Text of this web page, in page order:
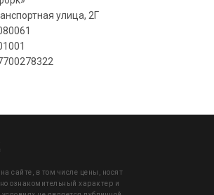
улица, 2Г
сайте, в том числе цены, носят
ознакомительный характер и